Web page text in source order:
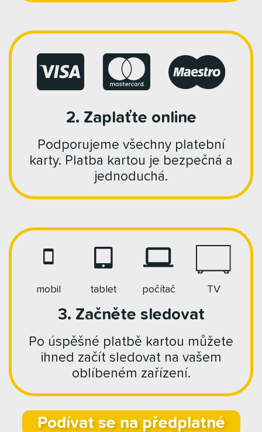
2. Zaplaťte online
Podporujeme všechny platební
karty. Platba kartou je bezpečná a
jednoduchá.
mobil tablet počítač TV
3. Začněte sledovat
Po úspěšné platbě kartou můžete
ihned začít sledovat na vašem
oblíbeném zařízení.
Podívat se na předplatné